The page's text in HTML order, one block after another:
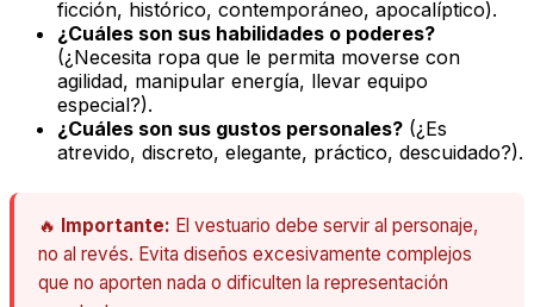
ficción, histórico, contemporáneo, apocalíptico).
¿Cuáles son sus habilidades o poderes?
(¿Necesita ropa que le permita moverse con
agilidad, manipular energía, llevar equipo
especial?).
¿Cuáles son sus gustos personales? (¿Es
atrevido, discreto, elegante, práctico, descuidado?).
🔥 Importante: El vestuario debe servir al personaje,
no al revés. Evita diseños excesivamente complejos
que no aporten nada o dificulten la representación